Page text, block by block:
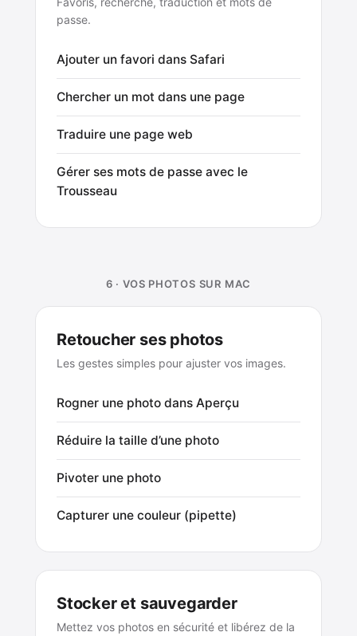
passe.
Ajouter un favori dans Safari
Chercher un mot dans une page
Traduire une page web
Gérer ses mots de passe avec le
Trousseau
6 · VOS PHOTOS SUR MAC
Retoucher ses photos
Les gestes simples pour ajuster vos images.
Rogner une photo dans Aperçu
Réduire la taille d’une photo
Pivoter une photo
Capturer une couleur (pipette)
Stocker et sauvegarder
Mettez vos photos en sécurité et libérez de la